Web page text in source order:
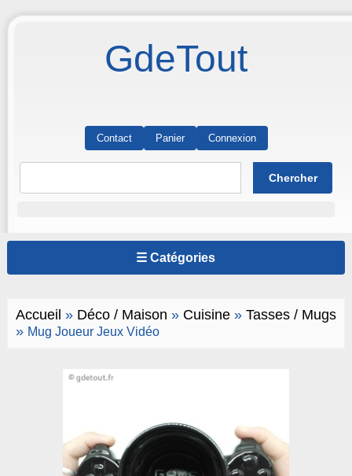
GdeTout
Contact Panier Connexion
☰ Catégories
Accueil » Déco / Maison » Cuisine» Tasses / Mugs
» Mug Joueur Jeux Vidéo